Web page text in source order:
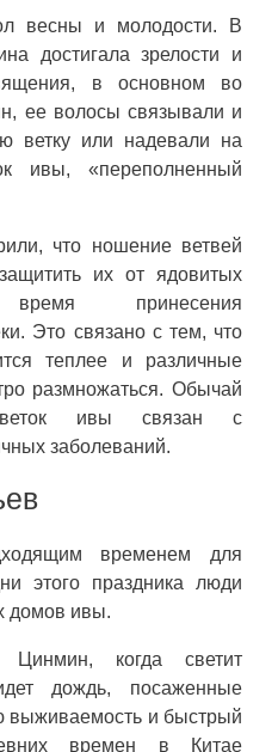
весны и молодости. В
достигала зрелости и
в основном во
ее волосы связывали и
ветку или надевали на
ивы, «переполненный
что ношение ветвей
их от ядовитых
принесения
Это связано с тем, что
теплее и различные
размножаться. Обычай
ивы связан с
заболеваний.
временем для
этого праздника люди
домов ивы.
когда светит
дождь, посаженные
и быстрый
времен в Китае